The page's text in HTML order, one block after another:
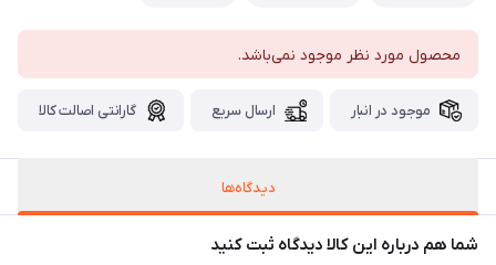
محصول مورد نظر موجود نمی‌باشد.
موجود در انبار ارسال سریع گارانتی اصالت کالا
دیدگاه‌ها
شما هم درباره این کالا دیدگاه ثبت کنید